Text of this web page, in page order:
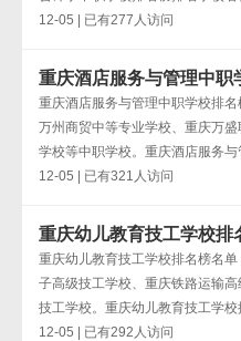
12-05 | 已有277人访问
重庆酒店服务与管理中职
重庆酒店服务与管理中职学校排
万州商贸中等专业学校、重庆万
学校等中职学校。重庆酒店服务与
12-05 | 已有321人访问
重庆幼儿教育技工学校排
重庆幼儿教育技工学校排名榜名
子高级技工学校、重庆铁路运输
技工学校。重庆幼儿教育技工学校
12-05 | 已有292人访问